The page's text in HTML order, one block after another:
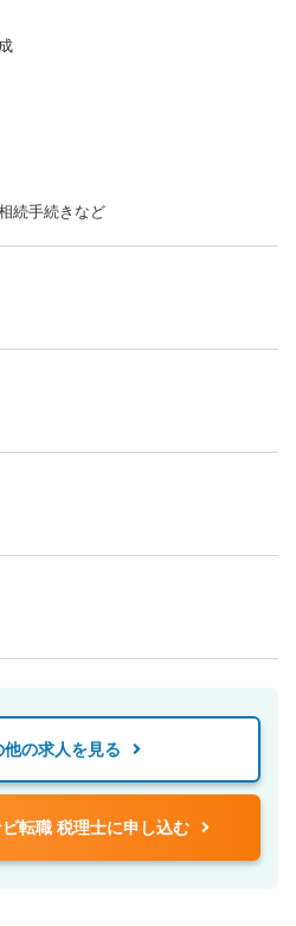
続手続きなど
他の求人を見る
転職 税理士に申し込む